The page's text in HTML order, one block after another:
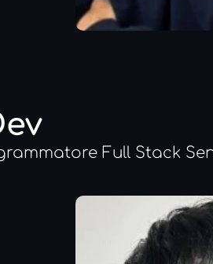
Full Stack